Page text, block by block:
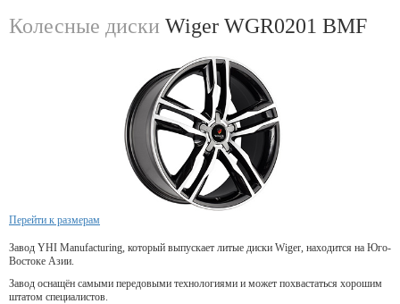
Колесные диски Wiger WGR0201 BMF
Перейти к размерам
Завод YHI Manufacturing, который выпускает литые диски Wiger, находится на Юго-
Востоке Азии.
Завод оснащён самыми передовыми технологиями и может похвастаться хорошим
штатом специалистов.